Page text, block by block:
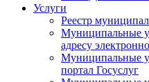
Услуги
Реестр
Муниципальные
адресу
Муниципальные
портал Госуслуг